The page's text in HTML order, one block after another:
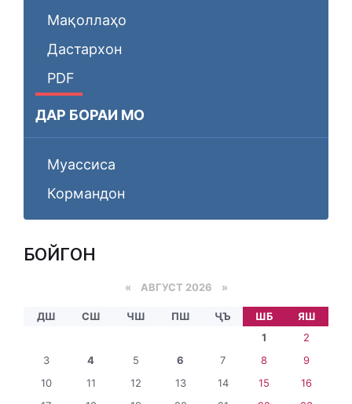
Мақоллаҳо
Дастархон
PDF
ДАР БОРАИ МО
Муассиса
Кормандон
БОЙГОНӢ
« АВГУСТ 2026 »
ДШ СШ ЧШ ПШ ҶЪ ШБ
ЯШ
1
2
3
4 5 6 7 8
9
10
11 12 13 14 15
16